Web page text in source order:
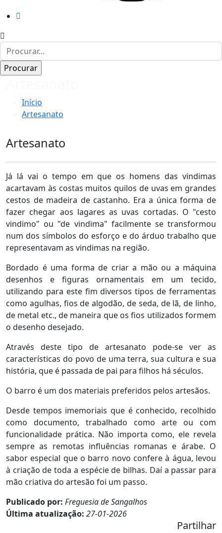
Início
Artesanato
Artesanato
Já lá vai o tempo em que os homens das vindimas
acartavam às costas muitos quilos de uvas em grandes
cestos de madeira de castanho. Era a única forma de
fazer chegar aos lagares as uvas cortadas. O "cesto
vindimo" ou "de vindima" facilmente se transformou
num dos símbolos do esforço e do árduo trabalho que
representavam as vindimas na região.
Bordado é uma forma de criar a mão ou a máquina
desenhos e figuras ornamentais em um tecido,
utilizando para este fim diversos tipos de ferramentas
como agulhas, fios de algodão, de seda, de lã, de linho,
de metal etc., de maneira que os fios utilizados formem
o desenho desejado.
Através deste tipo de artesanato pode-se ver as
características do povo de uma terra, sua cultura e sua
história, que é passada de pai para filhos há séculos.
O barro é um dos materiais preferidos pelos artesãos.
Desde tempos imemoriais que é conhecido, recolhido
como documento, trabalhado como arte ou com
funcionalidade prática. Não importa como, ele revela
sempre as remotas influências romanas e árabe. O
sabor especial que o barro novo confere à água, levou
à criação de toda a espécie de bilhas. Daí a passar para
mão criativa do artesão foi um passo.
Publicado por: Freguesia de Sangalhos
Última atualização: 27-01-2026
Partilhar